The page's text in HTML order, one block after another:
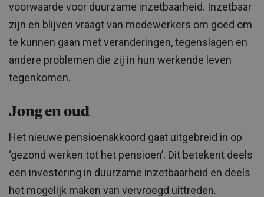
voorwaarde voor duurzame inzetbaarheid. Inzetbaar
zijn en blijven vraagt van medewerkers om goed om
te kunnen gaan met veranderingen, tegenslagen en
andere problemen die zij in hun werkende leven
tegenkomen.
Jong en oud
Het nieuwe pensioenakkoord gaat uitgebreid in op
‘gezond werken tot het pensioen’. Dit betekent deels
een investering in duurzame inzetbaarheid en deels
het mogelijk maken van vervroegd uittreden.